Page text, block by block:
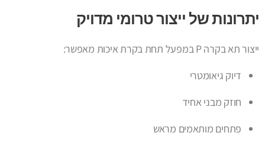
יתרונות של ייצור טרומי מדויק
ייצור תא בקרה P במפעל תחת בקרת איכות מאפשר:
דיוק גיאומטרי
חוזק מבני אחיד
פתחים מותאמים מראש